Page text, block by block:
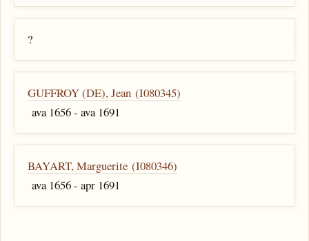
?
GUFFROY (DE), Jean (I080345)
ava 1656 - ava 1691
BAYART, Marguerite (I080346)
ava 1656 - apr 1691